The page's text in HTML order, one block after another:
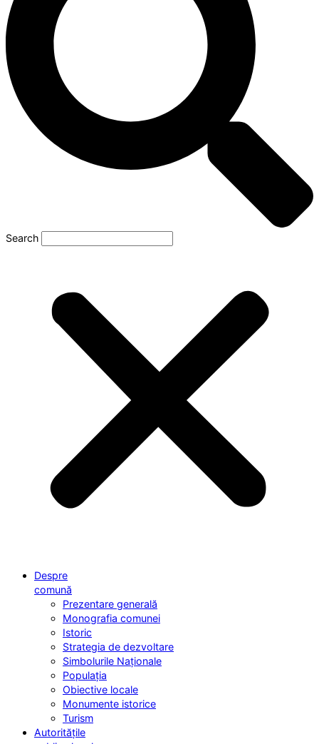
Search
Despre
comună
Prezentare generală
Monografia comunei
Istoric
Strategia de dezvoltare
Simbolurile Naționale
Populația
Obiective locale
Monumente istorice
Turism
Autoritățile